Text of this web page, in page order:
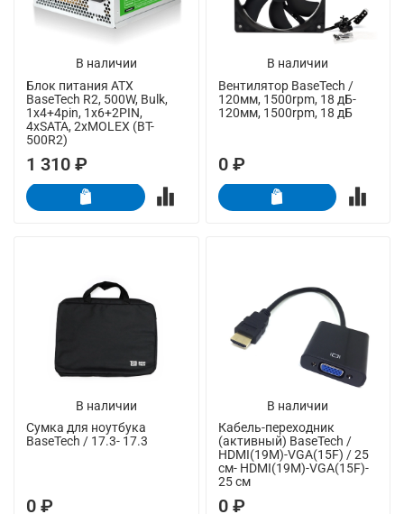
В наличии
Блок питания ATX
BaseTech R2, 500W, Bulk,
1x4+4pin, 1x6+2PIN,
4xSATA, 2xMOLEX (BT-
500R2)
1 310 ₽
В наличии
Вентилятор BaseTech /
120мм, 1500rpm, 18 дБ-
120мм, 1500rpm, 18 дБ
0 ₽
В наличии
Сумка для ноутбука
BaseTech / 17.3- 17.3
0 ₽
В наличии
Кабель-переходник
(активный) BaseTech /
HDMI(19M)-VGA(15F) / 25
см- HDMI(19M)-VGA(15F)-
25 см
0 ₽